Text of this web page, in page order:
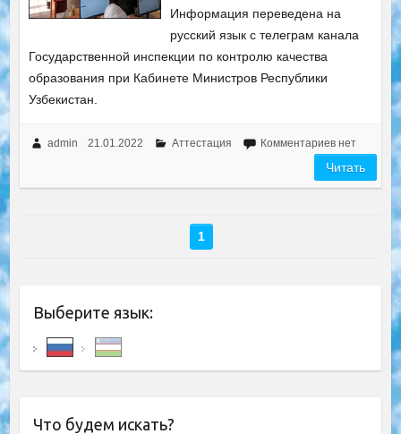
Информация переведена на
русский язык с телеграм канала
Государственной инспекции по контролю качества
образования при Кабинете Министров Республики
Узбекистан.
admin 21.01.2022 Аттестация Комментариев нет
Читать
1
Выберите язык:
Что будем искать?